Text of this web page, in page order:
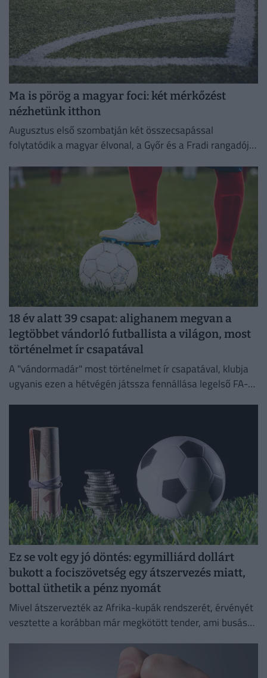
Ma is pörög a magyar foci: két mérkőzést
nézhetünk itthon
Augusztus első szombatján két összecsapással
folytatódik a magyar élvonal, a Győr és a Fradi rangadója
18 év alatt 39 csapat: alighanem megvan a
legtöbbet vándorló futballista a világon, most
történelmet ír csapatával
A "vándormadár" most történelmet ír csapatával, klubja
ugyanis ezen a hétvégén játssza fennállása legelső FA-
Ez se volt egy jó döntés: egymilliárd dollárt
bukott a fociszövetség egy átszervezés miatt,
bottal üthetik a pénz nyomát
Mivel átszervezték az Afrika-kupák rendszerét, érvényét
vesztette a korábban már megkötött tender, ami busás